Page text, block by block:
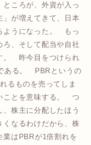
ころが、外資が入っ
」が増えてきて、日本
ようになった。 もっ
ろ、そして配当や自社
。 昨今目をつけられ
ある。 PBRというの
るものを売ってしま
ことを意味する。 つ
株主に分配したほう
くなるわけだから、株
はPBRが1倍割れを